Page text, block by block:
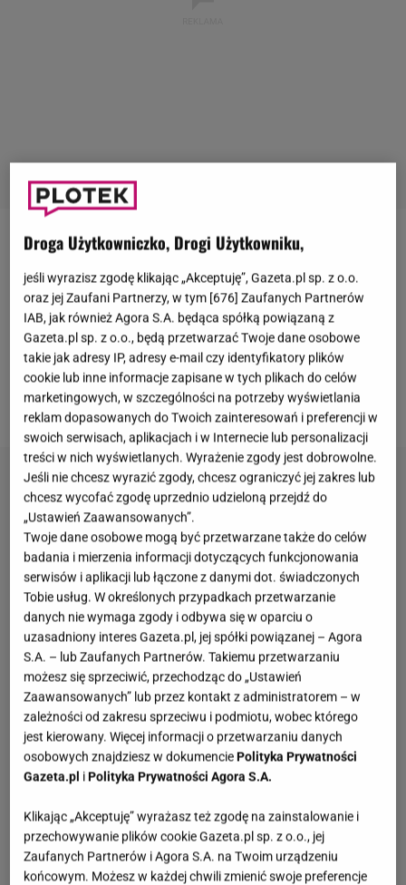
Katarzyna CichopekiMaciej Kurzajewski
etapie urządzania nowego domu. Para skrupulatnie
relacjonuje wykańczanie wymarzonego gniazdka w
mediach społecznościowych.Niedawno prezenterzy
pochwalili się stylowymi meblami do jadalni.
Ostatnio natomiast zaprezentowali łazienkę,
tańcząc do jednego z najpopularniejszych utworów.
Droga Użytkowniczko, Drogi Użytkowniku,
jeśli wyrazisz zgodę klikając „Akceptuję”, Gazeta.pl sp. z o.o.
oraz jej Zaufani Partnerzy, w tym [676] Zaufanych Partnerów
IAB, jak również Agora S.A. będąca spółką powiązaną z
Gazeta.pl sp. z o.o., będą przetwarzać Twoje dane osobowe
takie jak adresy IP, adresy e-mail czy identyfikatory plików
cookie lub inne informacje zapisane w tych plikach do celów
marketingowych, w szczególności na potrzeby wyświetlania
reklam dopasowanych do Twoich zainteresowań i preferencji w
swoich serwisach, aplikacjach i w Internecie lub personalizacji
treści w nich wyświetlanych. Wyrażenie zgody jest dobrowolne.
Jeśli nie chcesz wyrazić zgody, chcesz ograniczyć jej zakres lub
chcesz wycofać zgodę uprzednio udzieloną przejdź do
„Ustawień Zaawansowanych”.
Twoje dane osobowe mogą być przetwarzane także do celów
badania i mierzenia informacji dotyczących funkcjonowania
serwisów i aplikacji lub łączone z danymi dot. świadczonych
Tobie usług. W określonych przypadkach przetwarzanie
danych nie wymaga zgody i odbywa się w oparciu o
uzasadniony interes Gazeta.pl, jej spółki powiązanej – Agora
S.A. – lub Zaufanych Partnerów. Takiemu przetwarzaniu
możesz się sprzeciwić, przechodząc do „Ustawień
Zaawansowanych” lub przez kontakt z administratorem – w
zależności od zakresu sprzeciwu i podmiotu, wobec którego
jest kierowany. Więcej informacji o przetwarzaniu danych
osobowych znajdziesz w dokumenciePolityka Prywatności
Gazeta.pl iPolityka Prywatności Agora S.A.
Klikając „Akceptuję” wyrażasz też zgodę na zainstalowanie i
przechowywanie plików cookie Gazeta.pl sp. z o.o., jej
Zaufanych Partnerów i Agora S.A. na Twoim urządzeniu
końcowym. Możesz w każdej chwili zmienić swoje preferencje